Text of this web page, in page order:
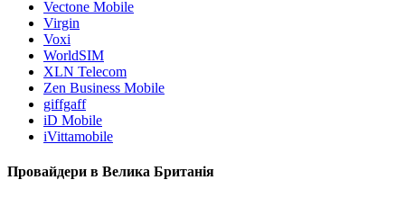
Vectone Mobile
Virgin
Voxi
WorldSIM
XLN Telecom
Zen Business Mobile
giffgaff
iD Mobile
iVittamobile
Провайдери в Велика Британія